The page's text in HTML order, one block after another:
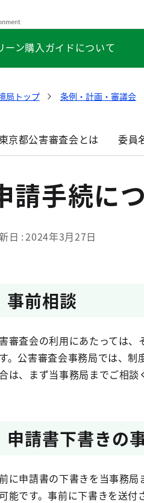
ーン購入ガイドについて
局トップ 条例・計画・審議会
東京都公害審査会とは 委員
請手続に
日 2024年3月27日
事前相談
審査会の利用にあたっては
。公害審査会事務局では、
は、まず当事務局までご相談
申請書下書きの
に申請書の下書きを当事務
能です。事前に下書きを送付